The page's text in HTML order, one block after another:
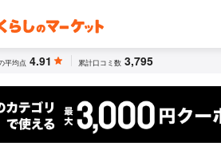
平均点 4.91 累計口コミ数 3,795